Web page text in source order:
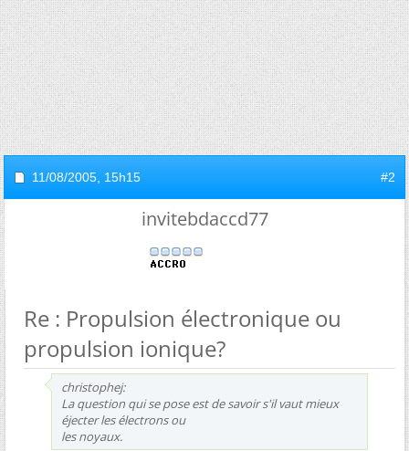
11/08/2005, 15h15 #2
invitebdaccd77
Re : Propulsion électronique ou
propulsion ionique?
christophej:
La question qui se pose est de savoir s'il vaut mieux
éjecter les électrons ou
les noyaux.